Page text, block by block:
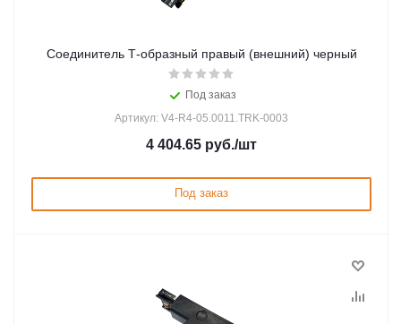
Соединитель Т-образный правый (внешний) черный
Под заказ
Артикул: V4-R4-05.0011.TRK-0003
4 404.65 руб./шт
Под заказ